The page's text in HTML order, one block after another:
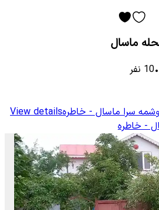
ماسال
•
10 نفر
وشمه سرا ماسال - خاطرهView details
- خاطره